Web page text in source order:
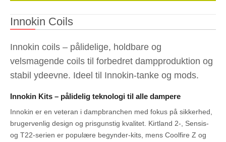
Innokin Coils
Innokin coils – pålidelige, holdbare og
velsmagende coils til forbedret dampproduktion og
stabil ydeevne. Ideel til Innokin-tanke og mods.
Innokin Kits – pålidelig teknologi til alle dampere
Innokin er en veteran i dampbranchen med fokus på sikkerhed,
brugervenlig design og prisgunstig kvalitet. Kirtland 2-, Sensis-
og T22-serien er populære begynder-kits, mens Coolfire Z og